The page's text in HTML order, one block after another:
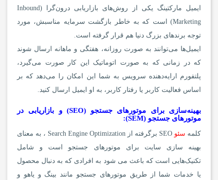
ایمیل مارکتینگ یکی از روش‌های بازاریابی درون‌گرا (Inbound
Marketing) است که به خاطر بازگشت سرمایه مناسبش، مورد
توجه برندهای بزرگ دنیا هم قرار گرفته است.
ایمیل‌ها می‌توانند به صورت روزانه، هفتگی و ماهانه ارسال شوند
که در زمانی که به صورت اتوماتیک این کار صورت می‌گیرد،
پلتفورم ارایه‌دهنده سرویس به شما این امکان را می‌دهد که بر
اساس فعالیت کاربر یا رفتار کاربر، به او ایمیل ارسال کنید.
بهینه‌سازی برای موتورهای جستجو (SEO) و بازاریابی در
موتورهای جستجو (SEM):
کلمه سئو
SEO برگرفته از Search Engine Optimization ، به معنای
بهینه سازی سایت برای موتورهای جستجو است و شامل
تکنیک‌هایی است که باعث می شود به افرادی که به دنبال محصول
یا خدمات شما از طریق موتورهای جستجو مانند بینگ و یاهو و